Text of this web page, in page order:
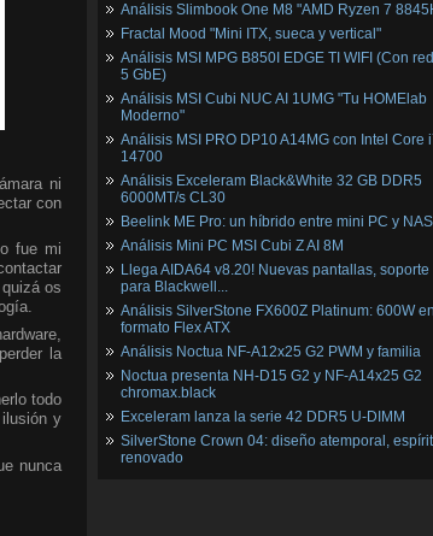
ni
con
fue mi
os
la
todo
y
nunca
Análisis Slimbook One M8 "AMD Ryzen 7
Fractal Mood "Mini ITX, sueca y vertical"
Análisis MSI MPG B850I EDGE TI WIFI (Con
5 GbE)
Análisis MSI Cubi NUC AI 1UMG "Tu HOMElab
Moderno"
Análisis MSI PRO DP10 A14MG con Intel Core
14700
Análisis Exceleram Black&White 32 GB DDR5
6000MT/s CL30
Beelink ME Pro: un híbrido entre mini PC y NAS
Análisis Mini PC MSI Cubi Z AI 8M
Llega AIDA64 v8.20! Nuevas pantallas, soporte
para Blackwell...
Análisis SilverStone FX600Z Platinum: 600W
formato Flex ATX
Análisis Noctua NF-A12x25 G2 PWM y familia
Noctua presenta NH-D15 G2 y NF-A14x25 G2
chromax.black
Exceleram lanza la serie 42 DDR5 U-DIMM
SilverStone Crown 04: diseño atemporal,
renovado